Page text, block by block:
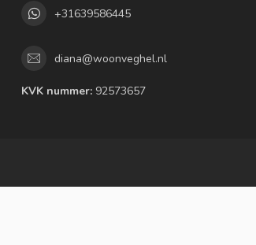
+31639586445
diana@woonveghel.nl
KVK nummer: 92573657